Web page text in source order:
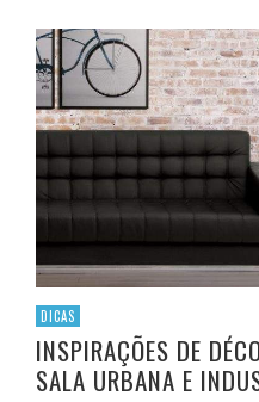
DICAS
INSPIRAÇÕES DE
SALA URBANA E